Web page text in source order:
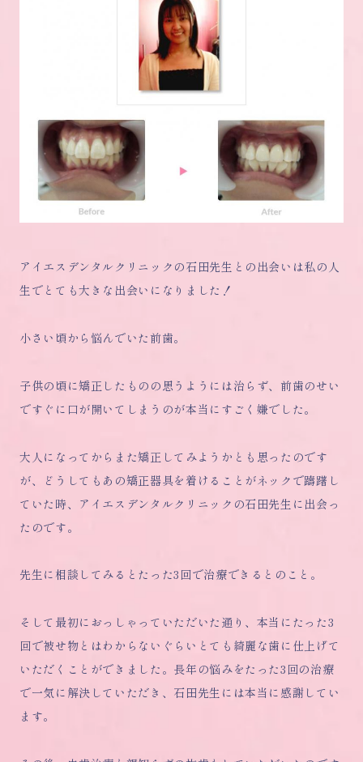
アイエスデンタルクリニックの石田先生との出会いは私の人
生でとても大きな出会いになりました！
小さい頃から悩んでいた前歯。
子供の頃に矯正したものの思うようには治らず、前歯のせい
ですぐに口が開いてしまうのが本当にすごく嫌でした。
大人になってからまた矯正してみようかとも思ったのです
が、どうしてもあの矯正器具を着けることがネックで躊躇し
ていた時、アイエスデンタルクリニックの石田先生に出会っ
たのです。
先生に相談してみるとたった3回で治療できるとのこと。
そして最初におっしゃっていただいた通り、本当にたった3
回で被せ物とはわからないぐらいとても綺麗な歯に仕上げて
いただくことができました。長年の悩みをたった3回の治療
で一気に解決していただき、石田先生には本当に感謝してい
ます。